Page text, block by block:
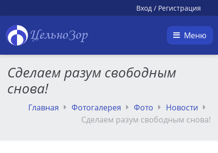
Вход / Регистрация
ЦельноЗор Меню
Сделаем разум свободным
снова!
Главная Фотогалерея Фото
Новости
Сделаем разум свободным снова!